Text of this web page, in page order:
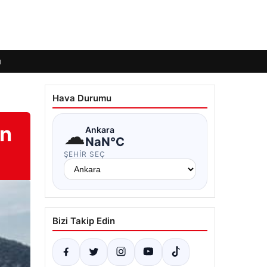
Hava Durumu
☁Ankara
NaN°C
ŞEHIR SEÇ
Bizi Takip Edin